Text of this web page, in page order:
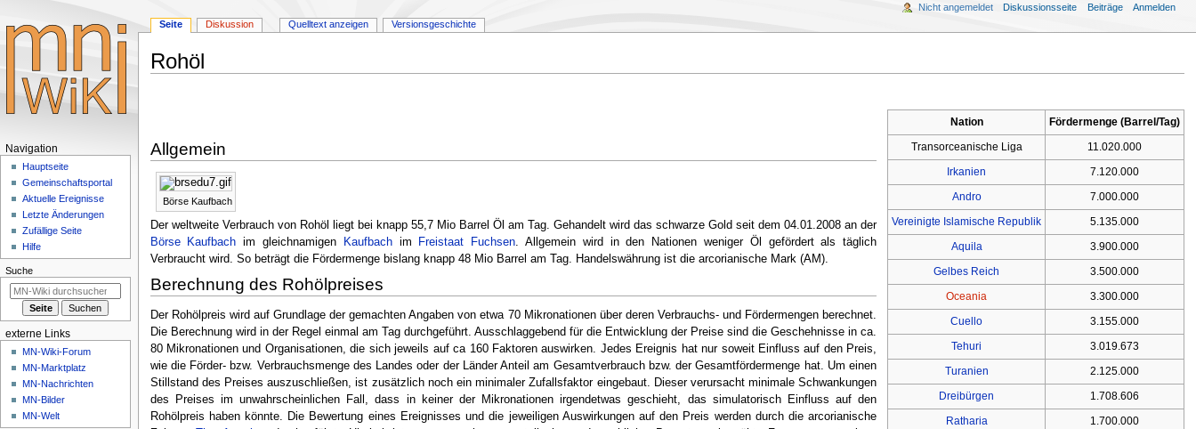
Rohöl
Nation
Fördermenge (Barrel/Tag)
Transorceanische Liga
11.020.000
Irkanien
7.120.000
Andro
7.000.000
Vereinigte Islamische Republik
5.135.000
Aquila
3.900.000
Gelbes Reich
3.500.000
Oceania
3.300.000
Cuello
3.155.000
Tehuri
3.019.673
Turanien
2.125.000
Dreibürgen
1.708.606
Ratharia
1.700.000
Allgemein
Börse Kaufbach
Der weltweite Verbrauch von Rohöl liegt bei knapp 55,7 Mio Barrel Öl am Tag. Gehandelt wird das schwarze Gold seit dem 04.01.2008 an der
Börse Kaufbach im gleichnamigen Kaufbachim Freistaat Fuchsen . Allgemein wird in den Nationen weniger Öl gefördert als täglich
Verbraucht wird. So beträgt die Fördermenge bislang knapp 48 Mio Barrel am Tag. Handelswährung ist die arcorianische Mark (AM).
Berechnung des Rohölpreises
Der Rohölpreis wird auf Grundlage der gemachten Angaben von etwa 70 Mikronationen über deren Verbrauchs- und Fördermengen berechnet.
Die Berechnung wird in der Regel einmal am Tag durchgeführt. Ausschlaggebend für die Entwicklung der Preise sind die Geschehnisse in ca.
80 Mikronationen und Organisationen, die sich jeweils auf ca 160 Faktoren auswirken. Jedes Ereignis hat nur soweit Einfluss auf den Preis,
wie die Förder- bzw. Verbrauchsmenge des Landes oder der Länder Anteil am Gesamtverbrauch bzw. der Gesamtfördermenge hat. Um einen
Stillstand des Preises auszuschließen, ist zusätzlich noch ein minimaler Zufallsfaktor eingebaut. Dieser verursacht minimale Schwankungen
des Preises im unwahrscheinlichen Fall, dass in keiner der Mikronationen irgendetwas geschieht, das simulatorisch Einfluss auf den
Rohölpreis haben könnte. Die Bewertung eines Ereignisses und die jeweiligen Auswirkungen auf den Preis werden durch die arcorianische
Navigationsmenü
Seite Diskussion Quelltext anzeigen Versionsgeschichte
Nicht angemeldet Diskussionsseite Beiträge Anmelden
Navigation
Hauptseite
Gemeinschafts­portal
Aktuelle Ereignisse
Letzte Änderungen
Zufällige Seite
Hilfe
Suche
externe Links
MN-Wiki-Forum
MN-Marktplatz
MN-Nachrichten
MN-Bilder
MN-Welt